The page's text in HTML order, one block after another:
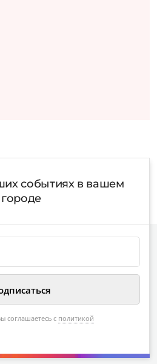
событиях в вашем
городе
соглашаетесь с политикой